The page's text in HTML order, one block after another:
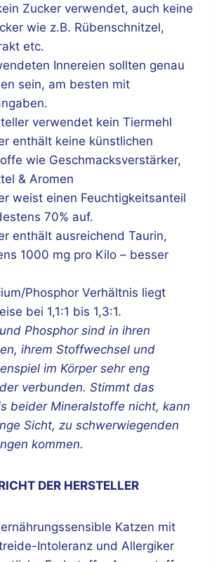
Zucker verwendet, auch keine
wie z.B. Rübenschnitzel,
etc.
Innereien sollten genau
sein, am besten mit
verwendet kein Tiermehl
enthält keine künstlichen
wie Geschmacksverstärker,
& Aromen
weist einen Feuchtigkeitsanteil
70% auf.
enthält ausreichend Taurin,
1000 mg pro Kilo – besser
Phosphor Verhältnis liegt
bei 1,1:1 bis 1,3:1.
Phosphor sind in ihren
ihrem Stoffwechsel und
im Körper sehr eng
verbunden. Stimmt das
beider Mineralstoffe nicht, kann
Sicht, zu schwerwiegenden
kommen.
DER HERSTELLER
Katzen mit
Intoleranz und Allergiker